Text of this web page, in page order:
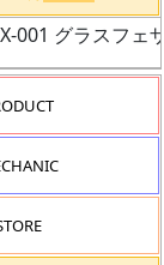
001 グラスフェ